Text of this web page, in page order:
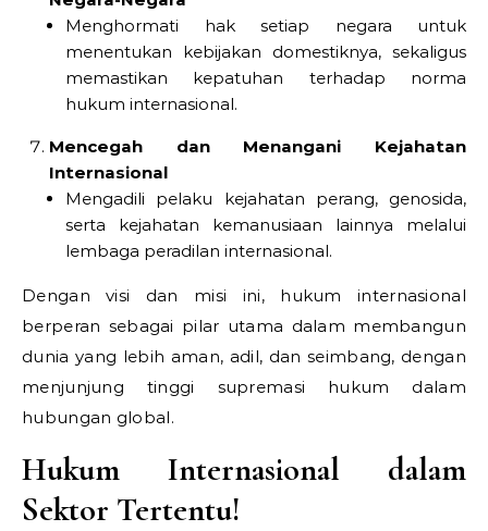
Menghormati hak setiap negara untuk
menentukan kebijakan domestiknya, sekaligus
memastikan kepatuhan terhadap norma
hukum internasional.
Mencegah dan Menangani Kejahatan
Internasional
Mengadili pelaku kejahatan perang, genosida,
serta kejahatan kemanusiaan lainnya melalui
lembaga peradilan internasional.
Dengan visi dan misi ini, hukum internasional
berperan sebagai pilar utama dalam membangun
dunia yang lebih aman, adil, dan seimbang, dengan
menjunjung tinggi supremasi hukum dalam
hubungan global.
Hukum Internasional dalam
Sektor Tertentu!